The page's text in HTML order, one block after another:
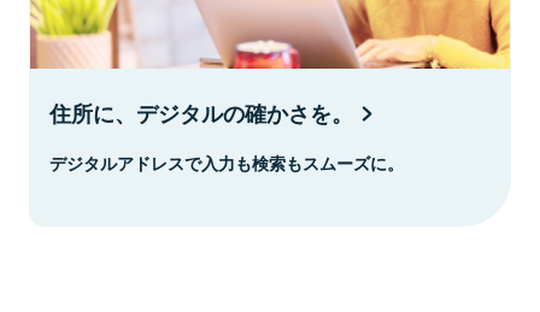
住所に、デジタルの確かさを。
デジタルアドレスで入力も検索もスムーズに。